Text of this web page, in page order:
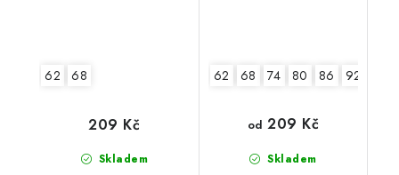
62 68
Skladem
209 Kč
62 68 74 80 86 92
Skladem
od 209 Kč